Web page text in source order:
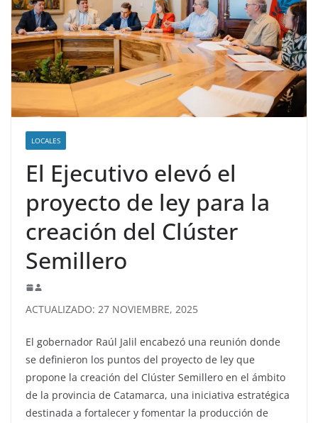
LOCALES
El Ejecutivo elevó el
proyecto de ley para la
creación del Clúster
Semillero
ACTUALIZADO: 27 NOVIEMBRE, 2025
El gobernador Raúl Jalil encabezó una reunión donde
se definieron los puntos del proyecto de ley que
propone la creación del Clúster Semillero en el ámbito
de la provincia de Catamarca, una iniciativa estratégica
destinada a fortalecer y fomentar la producción de